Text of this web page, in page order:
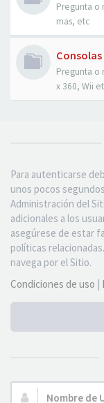
Pregunta o
mas, etc
Consolas
Pregunta o
x 360, Wii
Para autenticarse
unos pocos
Administración del
adicionales a los
asegúrese de estar
políticas
navega por el Sitio.
Condiciones de uso |
Nombre